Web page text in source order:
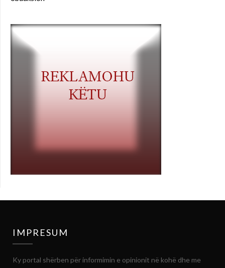
IMPRESUM
Ky portal shërben për informimin e opinionit në kohë dhe me